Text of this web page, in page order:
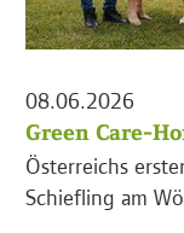
08.06.2026
Green Care-
Österreichs
Schiefling am